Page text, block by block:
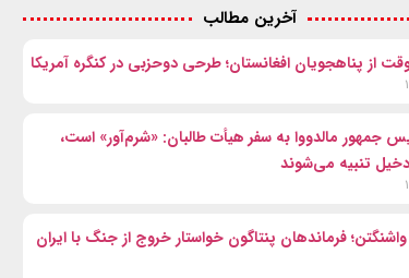
آخرین مطالب
از پناهجویان افغانستان؛ طرحی دوحزبی در کنگره آمریکا
جمهور مالدووا به سفر هیأت طالبان: «شرم‌آور» است،
تنبیه می‌شوند
فرماندهان پنتاگون خواستار خروج از جنگ با ایران